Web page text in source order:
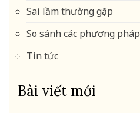
Sai lầm thường gặp
So sánh các phương pháp
Tin tức
Bài viết mới